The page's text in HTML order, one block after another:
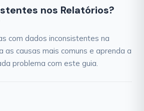
nos Relatórios?
com dados inconsistentes na
as causas mais comuns e aprenda a
problema com este guia.